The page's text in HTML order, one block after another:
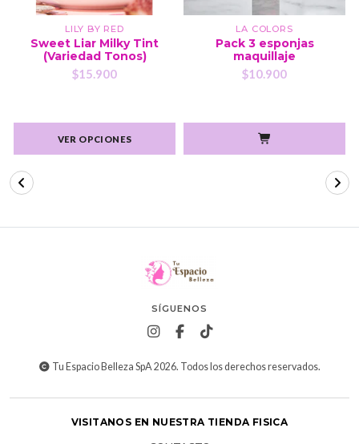
LILY BY RED
Sweet Liar Milky Tint
(Variedad Tonos)
$15.900
VER OPCIONES
LA COLORS
Pack 3 esponjas
maquillaje
$10.900
SÍGUENOS
Tu Espacio Belleza SpA 2026. Todos los derechos reservados.
VISITANOS EN NUESTRA TIENDA FISICA